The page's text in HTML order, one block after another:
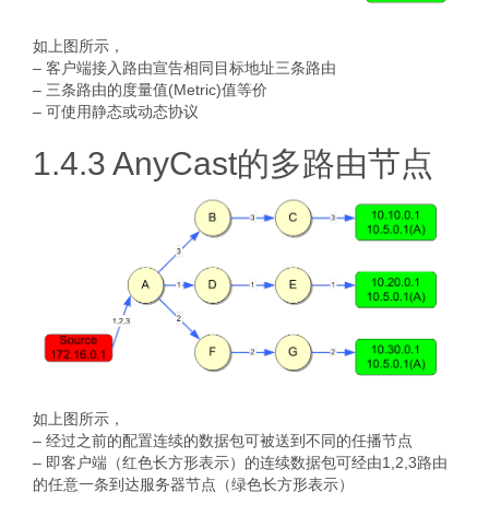
如上图所示，
– 客户端接入路由宣告相同目标地址三条路由
– 三条路由的度量值(Metric)值等价
– 可使用静态或动态协议
1.4.3 AnyCast的多路由节点
如上图所示，
– 经过之前的配置连续的数据包可被送到不同的任播节点
– 即客户端（红色长方形表示）的连续数据包可经由1,2,3路由
的任意一条到达服务器节点（绿色长方形表示）